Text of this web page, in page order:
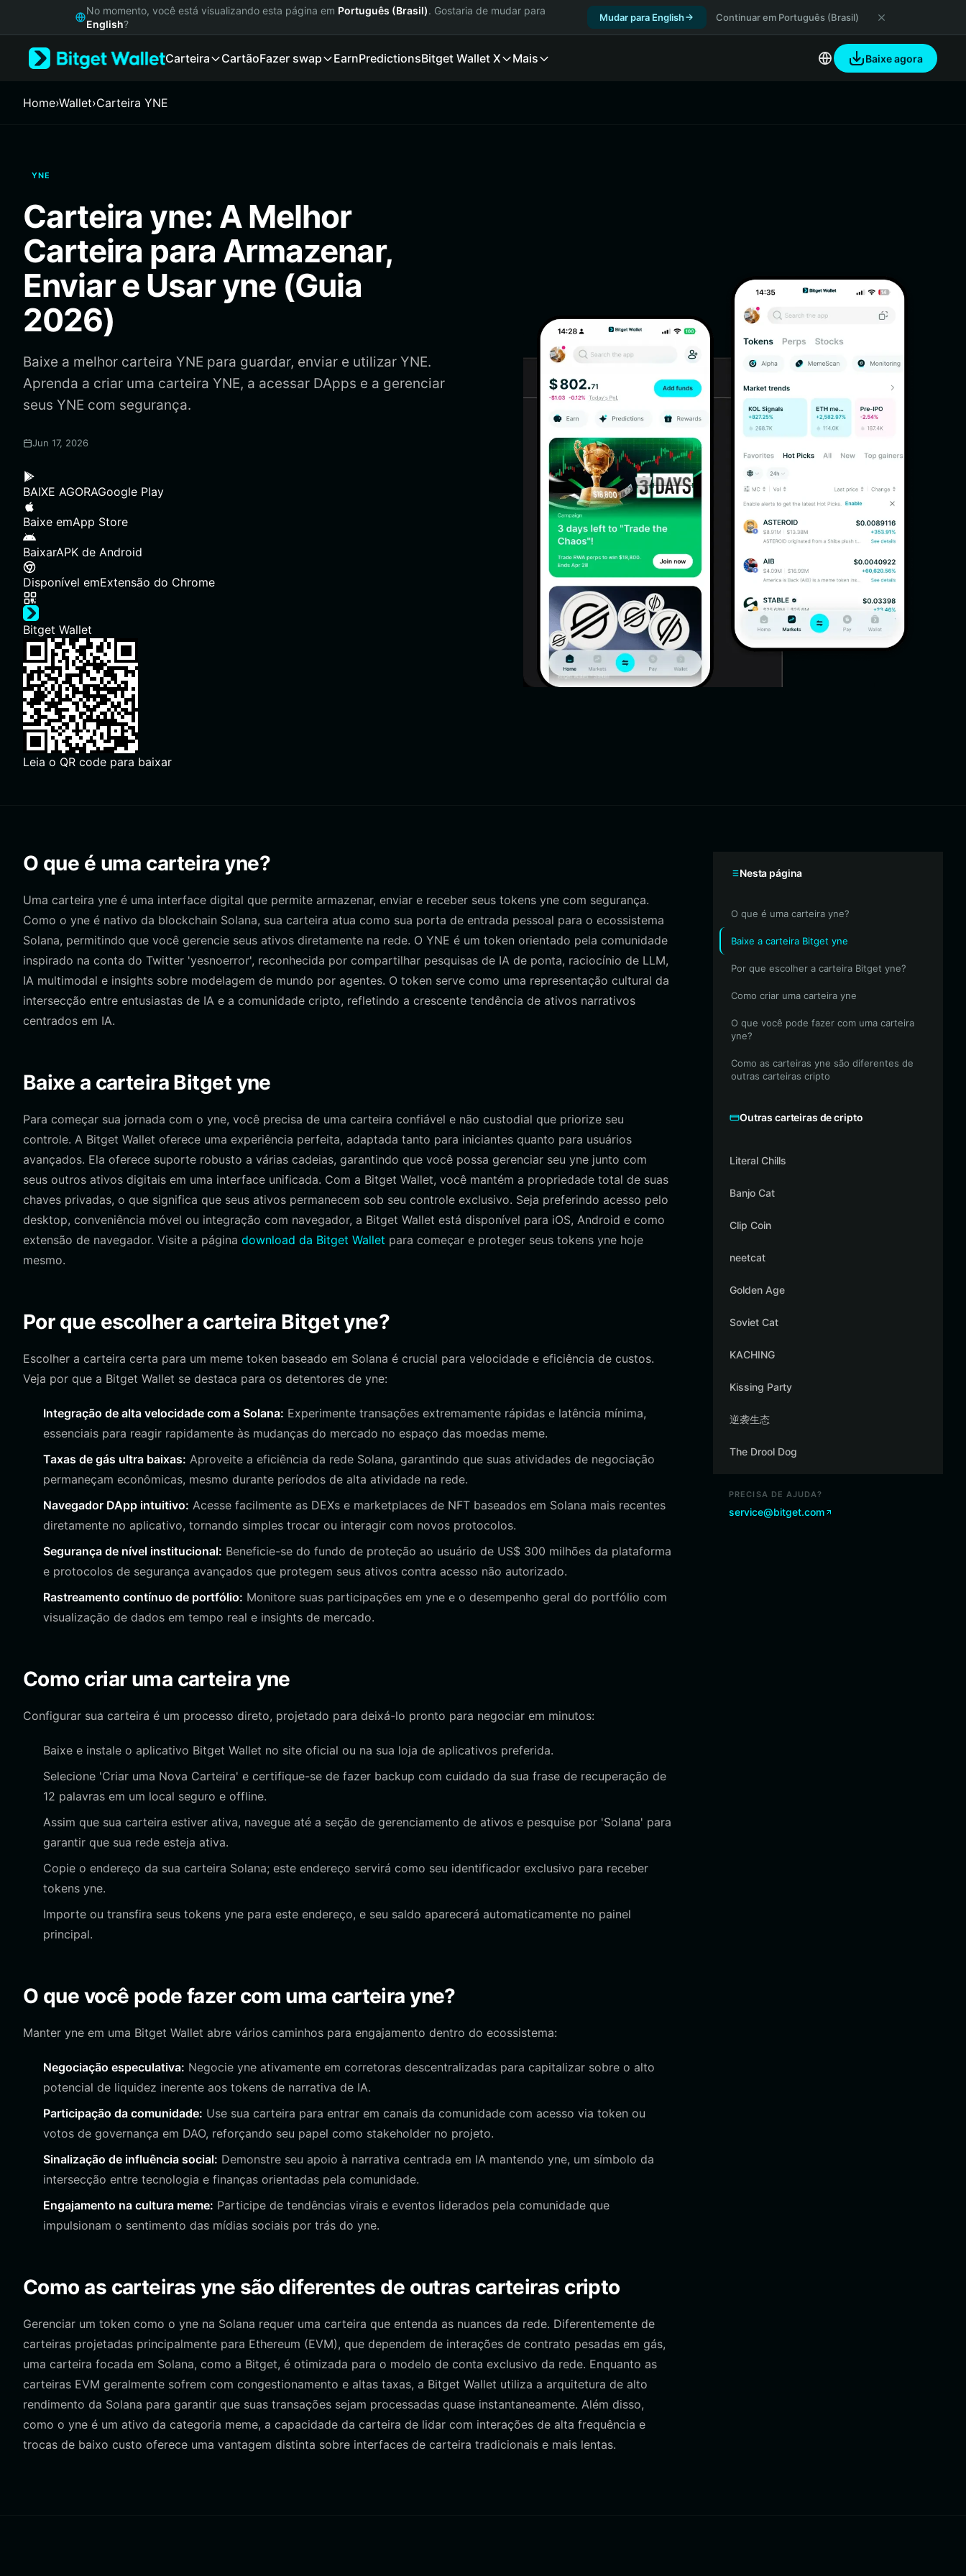
Русский
Italiano
繁體中文
Bahasa Indonesia
ภาษาไทย
Español
Português (Brasil)
Español (Argentina)
No momento, você está visualizando esta página em Português (Brasil). Gostaria de mudar para
English?
Mudar para English Continuar em Português (Brasil)
Carteira CartãoFazer swap EarnPredictionsBitget Wallet X Mais Baixe agora
Home›Wallet›Carteira YNE
YNE
Carteira yne: A Melhor
Carteira para Armazenar,
Enviar e Usar yne (Guia
2026)
Baixe a melhor carteira YNE para guardar, enviar e utilizar YNE.
Aprenda a criar uma carteira YNE, a acessar DApps e a gerenciar
seus YNE com segurança.
Jun 17, 2026
BAIXE AGORAGoogle Play
Baixe emApp Store
BaixarAPK de Android
Disponível emExtensão do Chrome
Bitget Wallet
Leia o QR code para baixar
O que é uma carteira yne?
Uma carteira yne é uma interface digital que permite armazenar, enviar e receber seus tokens yne com segurança.
Como o yne é nativo da blockchain Solana, sua carteira atua como sua porta de entrada pessoal para o ecossistema
Solana, permitindo que você gerencie seus ativos diretamente na rede. O YNE é um token orientado pela comunidade
inspirado na conta do Twitter 'yesnoerror', reconhecida por compartilhar pesquisas de IA de ponta, raciocínio de LLM,
IA multimodal e insights sobre modelagem de mundo por agentes. O token serve como uma representação cultural da
intersecção entre entusiastas de IA e a comunidade cripto, refletindo a crescente tendência de ativos narrativos
centrados em IA.
Baixe a carteira Bitget yne
Para começar sua jornada com o yne, você precisa de uma carteira confiável e não custodial que priorize seu
controle. A Bitget Wallet oferece uma experiência perfeita, adaptada tanto para iniciantes quanto para usuários
avançados. Ela oferece suporte robusto a várias cadeias, garantindo que você possa gerenciar seu yne junto com
seus outros ativos digitais em uma interface unificada. Com a Bitget Wallet, você mantém a propriedade total de suas
chaves privadas, o que significa que seus ativos permanecem sob seu controle exclusivo. Seja preferindo acesso pelo
desktop, conveniência móvel ou integração com navegador, a Bitget Wallet está disponível para iOS, Android e como
extensão de navegador. Visite a página download da Bitget Wallet para começar e proteger seus tokens yne hoje
mesmo.
Por que escolher a carteira Bitget yne?
Escolher a carteira certa para um meme token baseado em Solana é crucial para velocidade e eficiência de custos.
Veja por que a Bitget Wallet se destaca para os detentores de yne:
Integração de alta velocidade com a Solana: Experimente transações extremamente rápidas e latência mínima,
essenciais para reagir rapidamente às mudanças do mercado no espaço das moedas meme.
Taxas de gás ultra baixas: Aproveite a eficiência da rede Solana, garantindo que suas atividades de negociação
permaneçam econômicas, mesmo durante períodos de alta atividade na rede.
Navegador DApp intuitivo: Acesse facilmente as DEXs e marketplaces de NFT baseados em Solana mais recentes
diretamente no aplicativo, tornando simples trocar ou interagir com novos protocolos.
Segurança de nível institucional: Beneficie-se do fundo de proteção ao usuário de US$ 300 milhões da plataforma
e protocolos de segurança avançados que protegem seus ativos contra acesso não autorizado.
Rastreamento contínuo de portfólio: Monitore suas participações em yne e o desempenho geral do portfólio com
visualização de dados em tempo real e insights de mercado.
Como criar uma carteira yne
Configurar sua carteira é um processo direto, projetado para deixá-lo pronto para negociar em minutos:
Baixe e instale o aplicativo Bitget Wallet no site oficial ou na sua loja de aplicativos preferida.
Selecione 'Criar uma Nova Carteira' e certifique-se de fazer backup com cuidado da sua frase de recuperação de
12 palavras em um local seguro e offline.
Assim que sua carteira estiver ativa, navegue até a seção de gerenciamento de ativos e pesquise por 'Solana' para
garantir que sua rede esteja ativa.
Copie o endereço da sua carteira Solana; este endereço servirá como seu identificador exclusivo para receber
tokens yne.
Importe ou transfira seus tokens yne para este endereço, e seu saldo aparecerá automaticamente no painel
principal.
O que você pode fazer com uma carteira yne?
Manter yne em uma Bitget Wallet abre vários caminhos para engajamento dentro do ecossistema:
Negociação especulativa: Negocie yne ativamente em corretoras descentralizadas para capitalizar sobre o alto
potencial de liquidez inerente aos tokens de narrativa de IA.
Participação da comunidade: Use sua carteira para entrar em canais da comunidade com acesso via token ou
votos de governança em DAO, reforçando seu papel como stakeholder no projeto.
Sinalização de influência social: Demonstre seu apoio à narrativa centrada em IA mantendo yne, um símbolo da
intersecção entre tecnologia e finanças orientadas pela comunidade.
Engajamento na cultura meme: Participe de tendências virais e eventos liderados pela comunidade que
impulsionam o sentimento das mídias sociais por trás do yne.
Como as carteiras yne são diferentes de outras carteiras cripto
Gerenciar um token como o yne na Solana requer uma carteira que entenda as nuances da rede. Diferentemente de
carteiras projetadas principalmente para Ethereum (EVM), que dependem de interações de contrato pesadas em gás,
uma carteira focada em Solana, como a Bitget, é otimizada para o modelo de conta exclusivo da rede. Enquanto as
carteiras EVM geralmente sofrem com congestionamento e altas taxas, a Bitget Wallet utiliza a arquitetura de alto
rendimento da Solana para garantir que suas transações sejam processadas quase instantaneamente. Além disso,
como o yne é um ativo da categoria meme, a capacidade da carteira de lidar com interações de alta frequência e
trocas de baixo custo oferece uma vantagem distinta sobre interfaces de carteira tradicionais e mais lentas.
Nesta página
O que é uma carteira yne?
Baixe a carteira Bitget yne
Por que escolher a carteira Bitget yne?
Como criar uma carteira yne
O que você pode fazer com uma carteira
yne?
Como as carteiras yne são diferentes de
outras carteiras cripto
Outras carteiras de cripto
Literal Chills
Banjo Cat
Clip Coin
neetcat
Golden Age
Soviet Cat
KACHING
Kissing Party
逆袭生态
The Drool Dog
PRECISA DE AJUDA?
service@bitget.com